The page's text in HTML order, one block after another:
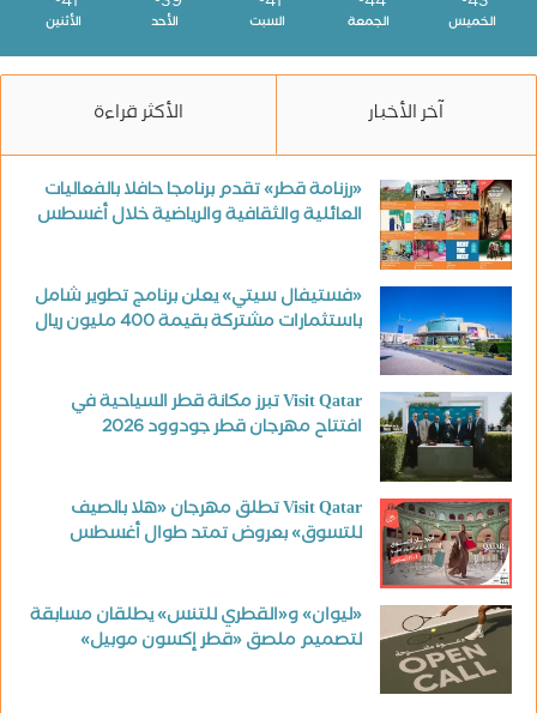
الخميس الجمعة السبت الأحد الأثنين
آخر الأخبار الأكثر قراءة
«رزنامة قطر» تقدم برنامجا حافلا بالفعاليات
العائلية والثقافية والرياضية خلال أغسطس
«فستيفال سيتي» يعلن برنامج تطوير شامل
باستثمارات مشتركة بقيمة 400 مليون ريال
Visit Qatar تبرز مكانة قطر السياحية في
افتتاح مهرجان قطر جودوود 2026
Visit Qatar تطلق مهرجان «هلا بالصيف
للتسوق» بعروض تمتد طوال أغسطس
«ليوان» و«القطري للتنس» يطلقان مسابقة
لتصميم ملصق «قطر إكسون موبيل»